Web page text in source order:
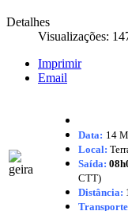
Detalhes
Visualizações:
Imprimir
Email
Data: 14
Local:
Saída:
CTT)
Distância: